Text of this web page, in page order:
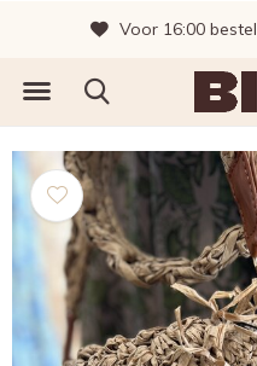
Voor 16:00